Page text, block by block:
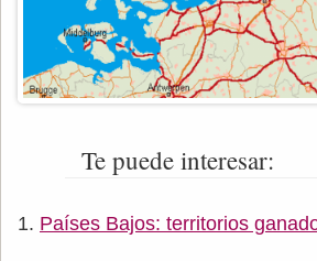
Te puede interesar:
Países Bajos: territorios